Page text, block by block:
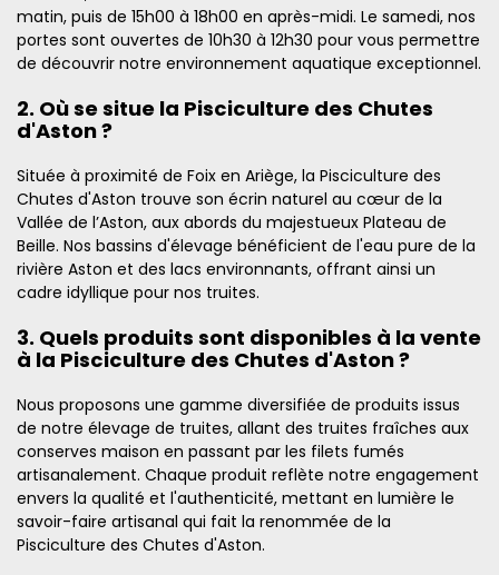
matin, puis de 15h00 à 18h00 en après-midi. Le samedi, nos
portes sont ouvertes de 10h30 à 12h30 pour vous permettre
de découvrir notre environnement aquatique exceptionnel.
2. Où se situe la Pisciculture des Chutes
d'Aston ?
Située à proximité de Foix en Ariège, la Pisciculture des
Chutes d'Aston trouve son écrin naturel au cœur de la
Vallée de l’Aston, aux abords du majestueux Plateau de
Beille. Nos bassins d'élevage bénéficient de l'eau pure de la
rivière Aston et des lacs environnants, offrant ainsi un
cadre idyllique pour nos truites.
3. Quels produits sont disponibles à la vente
à la Pisciculture des Chutes d'Aston ?
Nous proposons une gamme diversifiée de produits issus
de notre élevage de truites, allant des truites fraîches aux
conserves maison en passant par les filets fumés
artisanalement. Chaque produit reflète notre engagement
envers la qualité et l'authenticité, mettant en lumière le
savoir-faire artisanal qui fait la renommée de la
Pisciculture des Chutes d'Aston.